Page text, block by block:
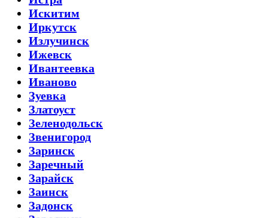
Искитим
Иркутск
Излучинск
Ижевск
Ивантеевка
Иваново
Зуевка
Златоуст
Зеленодольск
Звенигород
Заринск
Заречный
Зарайск
Заинск
Задонск